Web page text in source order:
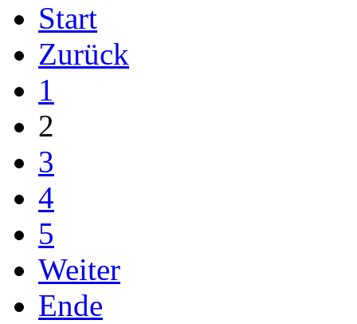
Start
Zurück
1
2
3
4
5
Weiter
Ende